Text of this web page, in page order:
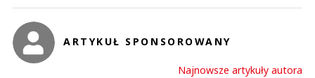
ARTYKUŁ SPONSOROWANY
Najnowsze artykuły autora